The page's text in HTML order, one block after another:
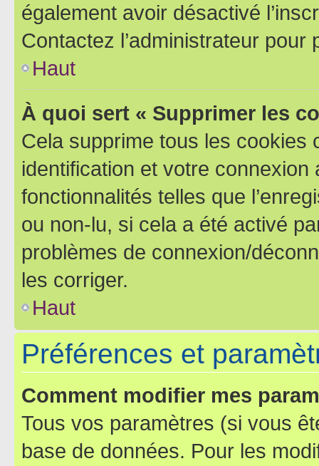
également avoir désactivé
Contactez l’administrateur
Haut
À quoi sert « Supprimer les
Cela supprime tous les cookies
identification et votre
fonctionnalités telles que
ou non-lu, si cela a été activé
problèmes de connexion/
les corriger.
Haut
Préférences et
Comment modifier mes
Tous vos paramètres (si vous
base de données. Pour les